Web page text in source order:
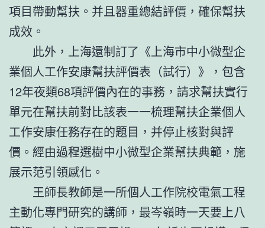
項目帶動幫扶。并且器重總結評價，確保幫扶
成效。
此外，上海還制訂了《上海市中小微型企
業個人工作安康幫扶評價表（試行）》，包含
12年夜類68項評價內在的事務，請求幫扶實行
單元在幫扶前對比該表一一梳理幫扶企業個人
工作安康任務存在的題目，并停止核對與評
價。經由過程選樹中小微型企業幫扶典範，施
展示范引領感化。
王師長教師是一所個人工作院校電氣工程
主動化專門研究的講師，最岑嶺時一天要上八